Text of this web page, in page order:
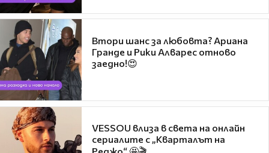
Втори шанс за любовта? Ариана
Гранде и Рики Алварес отново
заедно!😍
VESSOU влиза в света на онлайн
сериалите с „Кварталът на